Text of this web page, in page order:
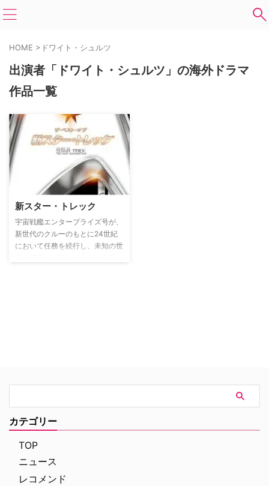
HOME > ドワイト・シュルツ
出演者「ドワイト・シュルツ」の海外ドラマ
作品一覧
新スター・トレック
宇宙戦艦エンタープライズ号が、
新世代のクルーのもとに24世紀
において任務を続行し、未知の世
なるものを求めて広大な宇宙の旅
カテゴリー
TOP
ニュース
レコメンド